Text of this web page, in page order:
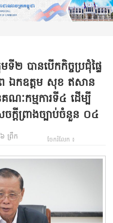
២ បានបើកកិច្ចប្រជុំផ្ទៃ
ឯកឧត្តម សុខ ឥសាន
ណៈកម្មការទី៤ ដើម្បី
ក្តីព្រាងច្បាប់ចំនួន ០៤
ព្រឹក ចែករំលែក ៖